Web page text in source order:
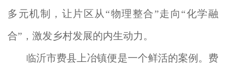
多元机制，让片区从“物理整合”走向“化学融
合”，激发乡村发展的内生动力。
临沂市费县上冶镇便是一个鲜活的案例。费